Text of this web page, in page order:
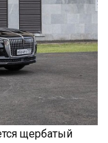
щербатый